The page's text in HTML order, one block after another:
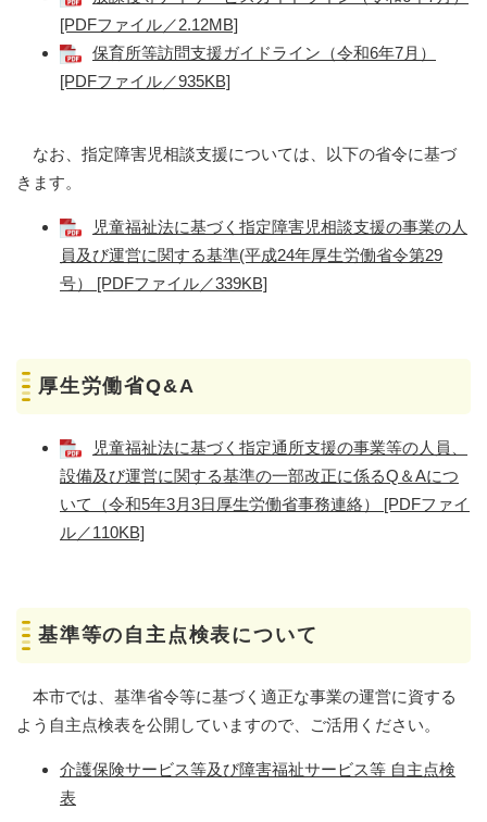
[PDFファイル／2.12MB]
保育所等訪問支援ガイドライン（令和6年7月）
[PDFファイル／935KB]
なお、指定障害児相談支援については、以下の省令に基づ
きます。
児童福祉法に基づく指定障害児相談支援の事業の人
員及び運営に関する基準(平成24年厚生労働省令第29
号） [PDFファイル／339KB]
厚生労働省Q&A
児童福祉法に基づく指定通所支援の事業等の人員、
設備及び運営に関する基準の一部改正に係るQ＆Aにつ
いて（令和5年3月3日厚生労働省事務連絡） [PDFファイ
ル／110KB]
基準等の自主点検表について
本市では、基準省令等に基づく適正な事業の運営に資する
よう自主点検表を公開していますので、ご活用ください。
介護保険サービス等及び障害福祉サービス等 自主点検
表